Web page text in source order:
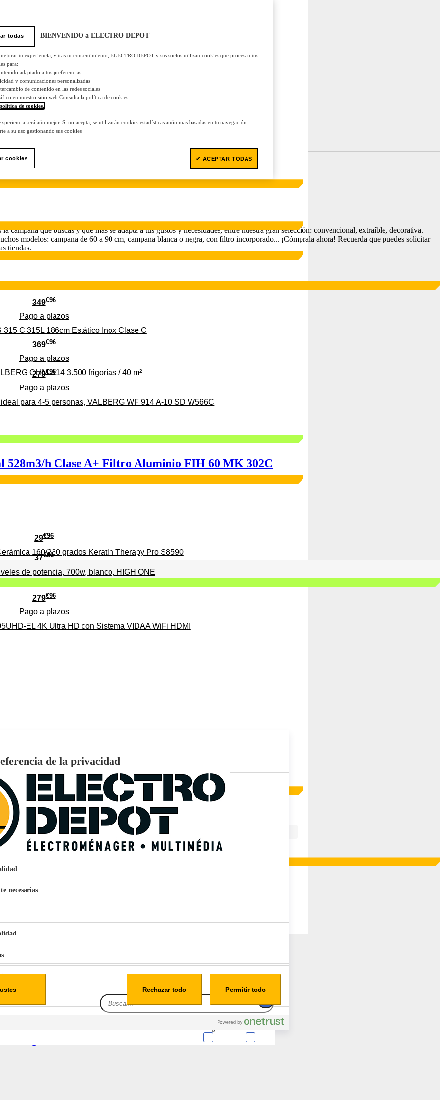
279€96
Pago a plazos
para 4-5 personas, VALBERG WF 914 A-10 SD W566C
349€96
Pago a plazos
315 C 315L 186cm Estático Inox Clase C
37€96
de potencia, 700w, blanco, HIGH ONE
369€96
Pago a plazos
CLIM-A14 3.500 frigorías / 40 m²
1,1L Limpia Sofás Alfombras Coche SP3
29€96
160/230 grados Keratin Therapy Pro S8590
279€96
Pago a plazos
EL 4K Ultra HD con Sistema VIDAA WiFi HDMI
159€ 96
Pago aplazos
EcoTank EPSON ET-2861
campana que buscas y que más se adapta a tus gustos y necesidades, entre nuestra gran selección: convencional, extraíble, decorativa.
modelos: campana de 60 a 90 cm, campana blanca o negra, con filtro incorporado... ¡Cómprala ahora! Recuerda que puedes solicitar
tiendas.
528m3/h Clase A+ Filtro Aluminio FIH 60 MK 302C
luz LED, VALBERG BIH 52 X302C
negra, clase A++, VALBERG FIH 90 EGK 756C
todas BIENVENIDO a ELECTRO DEPOT
tu experiencia, y tras tu consentimiento, ELECTRO DEPOT y sus socios utilizan cookies que procesan tus
para:
adaptado a tus preferencias
y comunicaciones personalizadas
de contenido en las redes sociales
en nuestro sitio web Consulta la política de cookies.
de cookies.
será aún mejor. Si no acepta, se utilizarán cookies estadísticas anónimas basadas en tu navegación.
a su uso gestionando sus cookies.
cookies ✔ ACEPTAR TODAS
de la privacidad
necesarias
Consent
Leg.Interest
Rechazar todo Permitir todo